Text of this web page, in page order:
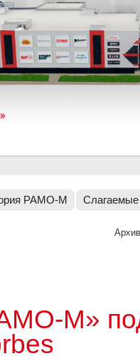
РАМО-М Слагаемые
М»